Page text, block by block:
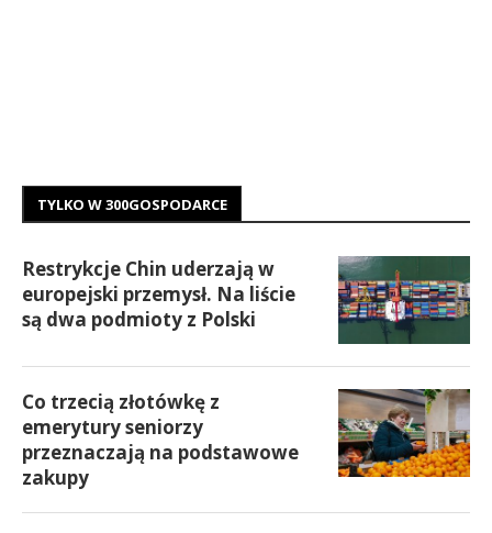
TYLKO W 300GOSPODARCE
Restrykcje Chin uderzają w
europejski przemysł. Na liście
są dwa podmioty z Polski
Co trzecią złotówkę z
emerytury seniorzy
przeznaczają na podstawowe
zakupy